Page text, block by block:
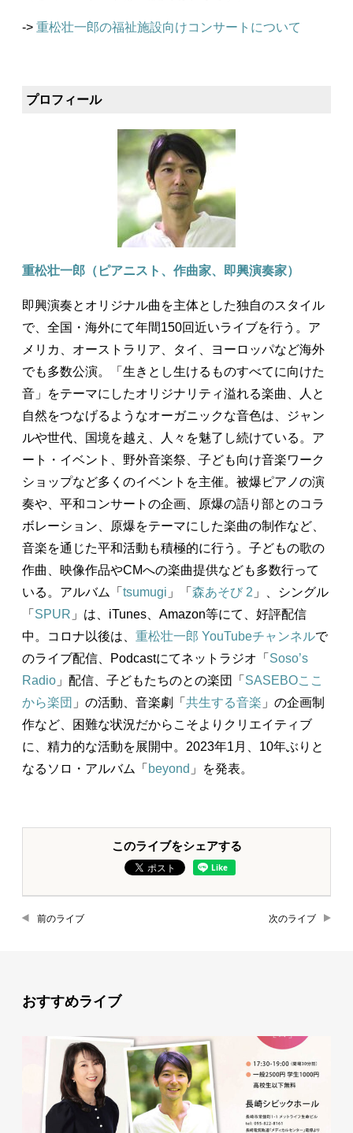
-> 重松壮一郎の福祉施設向けコンサートについて
プロフィール
重松壮一郎（ピアニスト、作曲家、即興演奏家）
即興演奏とオリジナル曲を主体とした独自のスタイル
で、全国・海外にて年間150回近いライブを行う。ア
メリカ、オーストラリア、タイ、ヨーロッパなど海外
でも多数公演。「生きとし生けるものすべてに向けた
音」をテーマにしたオリジナリティ溢れる楽曲、人と
自然をつなげるようなオーガニックな音色は、ジャン
ルや世代、国境を越え、人々を魅了し続けている。ア
ート・イベント、野外音楽祭、子ども向け音楽ワーク
ショップなど多くのイベントを主催。被爆ピアノの演
奏や、平和コンサートの企画、原爆の語り部とのコラ
ボレーション、原爆をテーマにした楽曲の制作など、
音楽を通じた平和活動も積極的に行う。子どもの歌の
作曲、映像作品やCMへの楽曲提供なども多数行って
いる。アルバム「 tsumugi 」「 森あそび 2 」、シングル
「 SPUR 」は、iTunes、Amazon等にて、好評配信
中。コロナ以後は、 重松壮一郎 YouTubeチャンネルで
のライブ配信、Podcastにてネットラジオ「 Soso’s
Radio 」配信、子どもたちのとの楽団「 SASEBOここ
から楽団 」の活動、音楽劇「 共生する音楽 」の企画制
作など、困難な状況だからこそよりクリエイティブ
に、精力的な活動を展開中。2023年1月、10年ぶりと
なるソロ・アルバム「 beyond 」を発表。
このライブをシェアする
前のライブ 次のライブ
おすすめライブ